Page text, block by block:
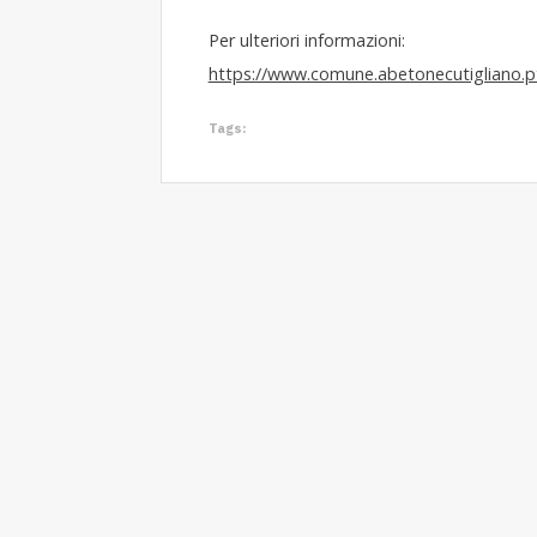
Per ulteriori informazioni:
https://
Tags: